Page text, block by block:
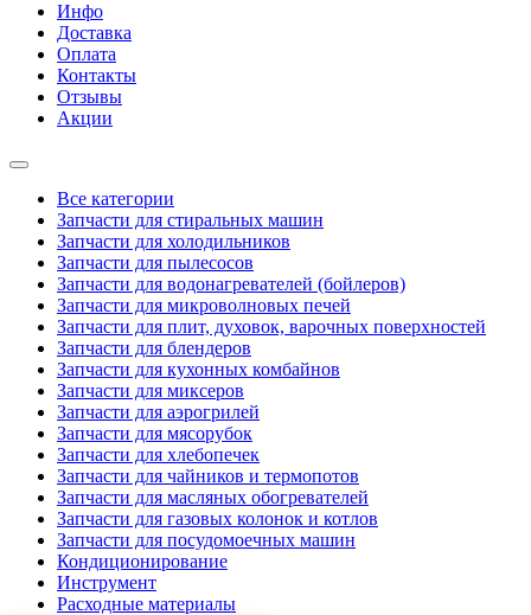
Инфо
Доставка
Оплата
Контакты
Отзывы
Акции
Все категории
Запчасти для стиральных машин
Запчасти для холодильников
Запчасти для пылесосов
Запчасти для водонагревателей (бойлеров)
Запчасти для микроволновых печей
Запчасти для плит, духовок, варочных поверхностей
Запчасти для блендеров
Запчасти для кухонных комбайнов
Запчасти для миксеров
Запчасти для аэрогрилей
Запчасти для мясорубок
Запчасти для хлебопечек
Запчасти для чайников и термопотов
Запчасти для масляных обогревателей
Запчасти для газовых колонок и котлов
Запчасти для посудомоечных машин
Кондиционирование
Инструмент
Расходные материалы